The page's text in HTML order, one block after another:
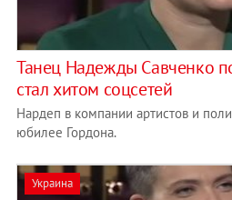
Танец Надежды Савченко
стал хитом соцсетей
Нардеп в компании артистов и
юбилее Гордона.
Украина